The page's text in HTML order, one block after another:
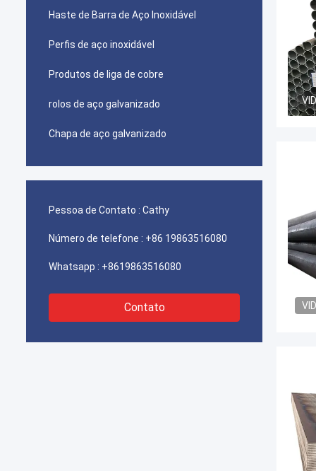
Haste de Barra de Aço Inoxidável
Perfis de aço inoxidável
Produtos de liga de cobre
rolos de aço galvanizado
Chapa de aço galvanizado
Pessoa de Contato : Cathy
Número de telefone : +86 19863516080
Whatsapp : +8619863516080
Contato